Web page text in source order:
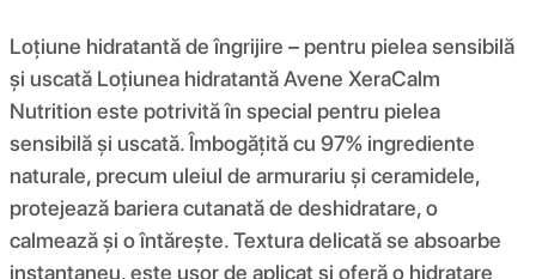
Loțiune hidratantă de îngrijire – pentru pielea sensibilă
și uscată Loțiunea hidratantă Avene XeraCalm
Nutrition este potrivită în special pentru pielea
sensibilă și uscată. Îmbogățită cu 97% ingrediente
naturale, precum uleiul de armurariu și ceramidele,
protejează bariera cutanată de deshidratare, o
calmează și o întărește. Textura delicată se absoarbe
instantaneu, este ușor de aplicat și oferă o hidratare